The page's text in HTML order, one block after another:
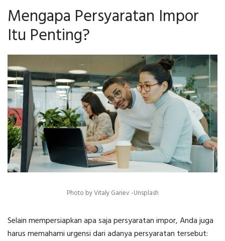
Mengapa Persyaratan Impor
Itu Penting?
Photo by Vitaly Gariev -Unsplash
Selain mempersiapkanapa saja persyaratan impor, Anda juga
harus memahami urgensi dari adanya persyaratan tersebut: